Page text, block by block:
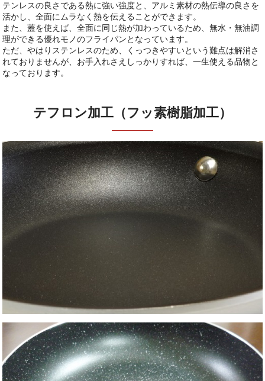
テンレスの良さである熱に強い強度と、アルミ素材の熱伝導の良さを
活かし、全面にムラなく熱を伝えることができます。
また、蓋を使えば、全面に同じ熱が加わっているため、無水・無油調
理ができる優れモノのフライパンとなっています。
ただ、やはりステンレスのため、くっつきやすいという難点は解消さ
れておりませんが、お手入れさえしっかりすれば、一生使える品物と
なっております。
テフロン加工（フッ素樹脂加工）